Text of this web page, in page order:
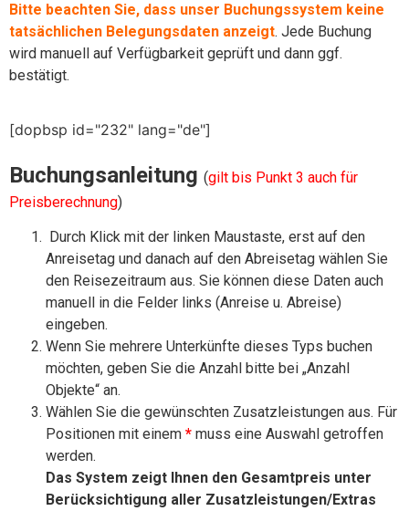
Bitte beachten Sie, dass unser Buchungssystem keine
tatsächlichen Belegungsdaten anzeigt. Jede Buchung
wird manuell auf Verfügbarkeit geprüft und dann ggf.
bestätigt.
[dopbsp id="232" lang="de"]
Buchungsanleitung (gilt bis Punkt 3 auch für
Preisberechnung)
Durch Klick mit der linken Maustaste, erst auf den
Anreisetag und danach auf den Abreisetag wählen Sie
den Reisezeitraum aus. Sie können diese Daten auch
manuell in die Felder links (Anreise u. Abreise)
eingeben.
Wenn Sie mehrere Unterkünfte dieses Typs buchen
möchten, geben Sie die Anzahl bitte bei „Anzahl
Objekte“ an.
Wählen Sie die gewünschten Zusatzleistungen aus. Für
Positionen mit einem * muss eine Auswahl getroffen
werden.
Das System zeigt Ihnen den Gesamtpreis unter
Berücksichtigung aller Zusatzleistungen/Extras